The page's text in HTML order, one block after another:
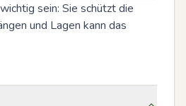
sein: Sie schützt die
und Lagen kann das